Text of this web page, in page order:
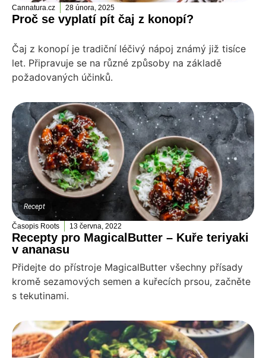
Cannatura.cz 28 února, 2025
Proč se vyplatí pít čaj z konopí?
Čaj z konopí je tradiční léčivý nápoj známý již tisíce
let. Připravuje se na různé způsoby na základě
požadovaných účinků.
Recept
Časopis Roots 13 června, 2022
Recepty pro MagicalButter – Kuře teriyaki
v ananasu
Přidejte do přístroje MagicalButter všechny přísady
kromě sezamových semen a kuřecích prsou, začněte
s tekutinami.